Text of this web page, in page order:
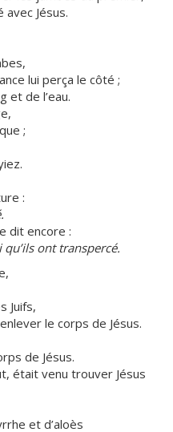
avec Jésus.
lui perça le côté ;
et de l’eau.
;
:
dit encore :
ont transpercé.
Juifs,
le corps de Jésus.
de Jésus.
était venu trouver Jésus
et d’aloès